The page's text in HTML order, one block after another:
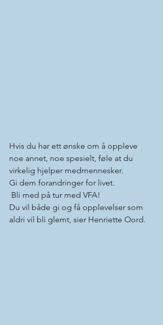
Hvis du har ett ønske om å oppleve
noe annet, noe spesielt, føle at du
virkelig hjelper medmennesker.
Gi dem forandringer for livet.
Bli med på tur med VFA!
Du vil både gi og få opplevelser som
aldri vil bli glemt, sier Henriette Oord.